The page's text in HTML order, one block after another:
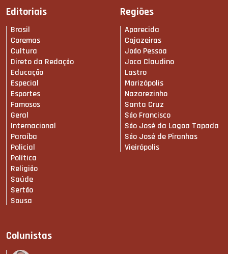
Editoriais
Brasil
Coremas
Cultura
Direto da Redação
Educação
Especial
Esportes
Famosos
Geral
Internacional
Paraíba
Policial
Política
Religião
Saúde
Sertão
Sousa
Regiões
Aparecida
Cajazeiras
João Pessoa
Joca Claudino
Lastro
Marizópolis
Nazarezinho
Santa Cruz
São Francisco
São José da Lagoa Tapada
São José de Piranhas
Vieirópolis
Colunistas